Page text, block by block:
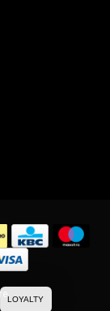
LOYALTY